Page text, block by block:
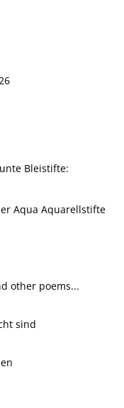
Bleistifte:
Aqua Aquarellstifte
other poems...
sind